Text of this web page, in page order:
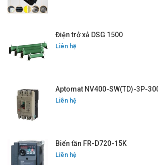
Điện trở xả DSG 1500
Liên hệ
Aptomat NV400-SW(TD)-3P-
Liên hệ
Biến tần FR-D720-15K
Liên hệ